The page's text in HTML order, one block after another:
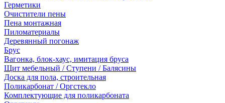
Герметики
Очистители пены
Пена монтажная
Пиломатериалы
Деревянный погонаж
Брус
Вагонка, блок-хаус, имитация бруса
Щит мебельный / Ступени / Балясины
Доска для пола, строительная
Поликарбонат / Оргстекло
Комплектующие для поликарбоната